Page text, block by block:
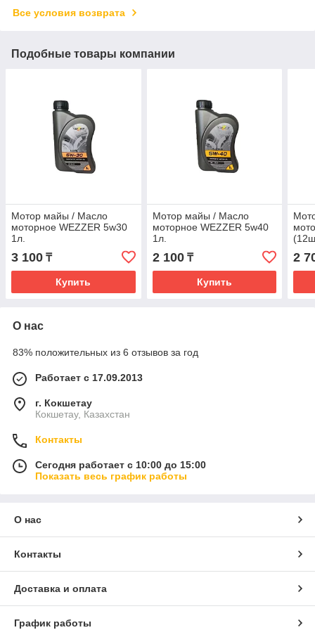
Все условия возврата
Подобные товары компании
Мотор майы / Масло
моторное WEZZER 5w30
1л.
3 100 ₸
Купить
Мотор майы / Масло
моторное WEZZER 5w40
1л.
2 100₸
Купить
2
О нас
83% положительных из 6 отзывов за год
Работает с 17.09.2013
г. Кокшетау
Кокшетау, Казахстан
Контакты
Сегодня работает с 10:00 до 15:00
Показать весь график работы
О нас
Контакты
Доставка и оплата
График работы